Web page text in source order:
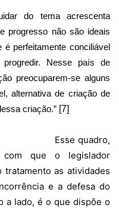
do tema acrescenta
progresso não são ideais
é perfeitamente conciliável
Nesse país de
preocuparem-se alguns
alternativa de criação de
criação.” [7]
Esse quadro,
com que o legislador
as atividades
e a defesa do
a lado, é o que dispõe o